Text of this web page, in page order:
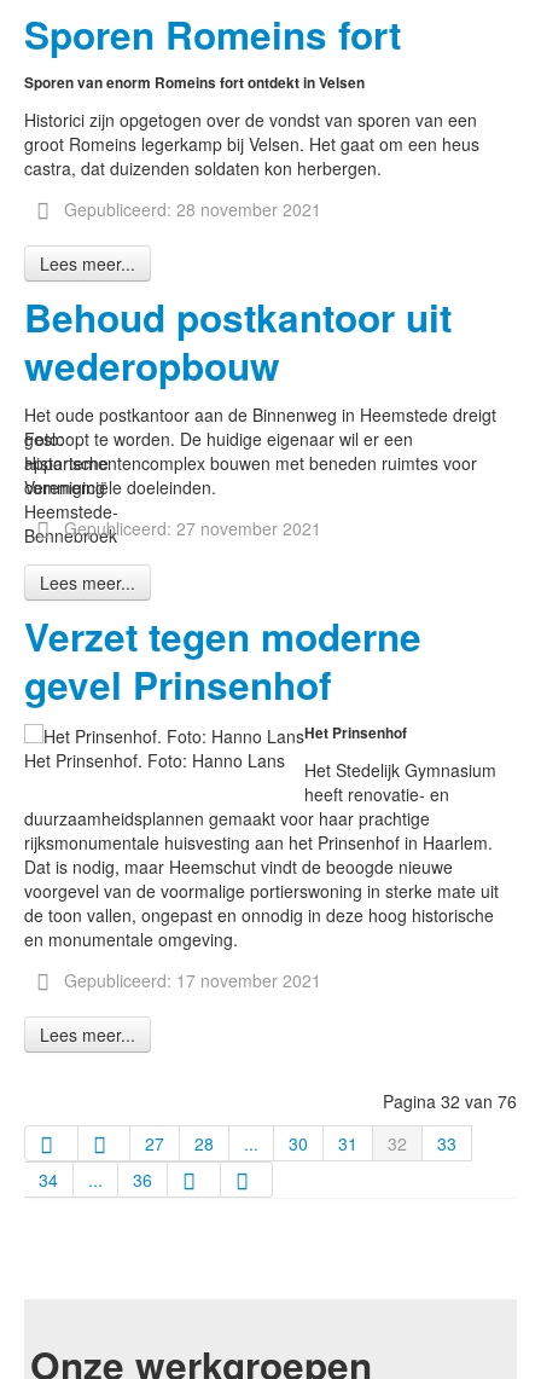
Sporen Romeins fort
Sporen van enorm Romeins fort ontdekt in Velsen
Historici zijn opgetogen over de vondst van sporen van een
groot Romeins legerkamp bij Velsen. Het gaat om een heus
castra, dat duizenden soldaten kon herbergen.
Gepubliceerd: 28 november 2021
Lees meer...
Behoud postkantoor uit
wederopbouw
Foto:
Historische
Vereniging
Heemstede-
Bennebroek
Het oude postkantoor aan de Binnenweg in Heemstede dreigt
gesloopt te worden. De huidige eigenaar wil er een
appartementencomplex bouwen met beneden ruimtes voor
commerciële doeleinden.
Gepubliceerd: 27 november 2021
Lees meer...
Verzet tegen moderne
gevel Prinsenhof
Het Prinsenhof. Foto: Hanno Lans
Het Prinsenhof
Het Stedelijk Gymnasium
heeft renovatie- en
duurzaamheidsplannen gemaakt voor haar prachtige
rijksmonumentale huisvesting aan het Prinsenhof in Haarlem.
Dat is nodig, maar Heemschut vindt de beoogde nieuwe
voorgevel van de voormalige portierswoning in sterke mate uit
de toon vallen, ongepast en onnodig in deze hoog historische
en monumentale omgeving.
Gepubliceerd: 17 november 2021
Lees meer...
Pagina 32 van 76
27
28 ... 30 31 32
33
34
... 36
Onze werkgroepen